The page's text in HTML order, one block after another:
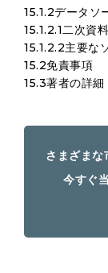
15.1.2データソ
15.1.2.1二次資料
15.1.2.2主要な
15.2免責事項
15.3著者の詳細
さまざま
今すぐ